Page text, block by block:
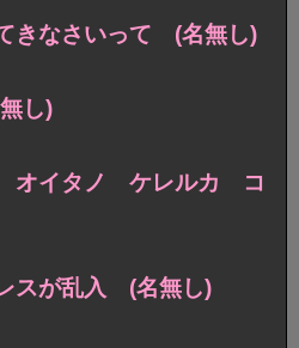
きなさいって (名無し)
し)
イタノ ケレルカ コ
スが乱入 (名無し)